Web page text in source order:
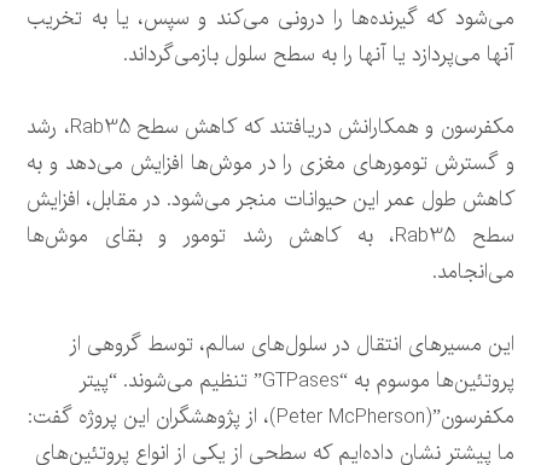
می‌شود که گیرنده‌ها را درونی می‌کند و سپس، یا به تخریب
آنها می‌پردازد یا آنها را به سطح سلول بازمی‌گرداند.
مکفرسون و همکارانش دریافتند که کاهش سطح Rab35، رشد
و گسترش تومورهای مغزی را در موش‌ها افزایش می‌دهد و به
کاهش طول عمر این حیوانات منجر می‌شود. در مقابل، افزایش
سطح Rab35، به کاهش رشد تومور و بقای موش‌ها
می‌انجامد.
این مسیرهای انتقال در سلول‌های سالم، توسط گروهی از
پروتئین‌ها موسوم به “GTPases” تنظیم می‌شوند. “پیتر
مکفرسون”(Peter McPherson)، از پژوهشگران این پروژه گفت:
ما پیشتر نشان داده‌ایم که سطحی از یکی از انواع پروتئین‌های